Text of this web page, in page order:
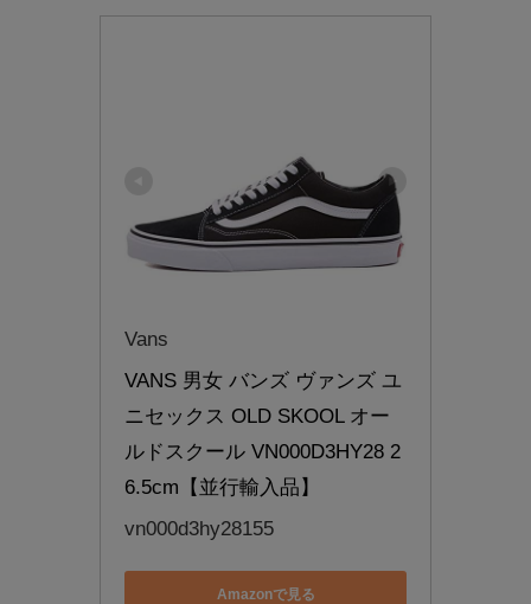
Vans
VANS 男女 バンズ ヴァンズ ユ
ニセックス OLD SKOOL オー
ルドスクール VN000D3HY28 2
6.5cm【並行輸入品】
vn000d3hy28155
Amazonで見る